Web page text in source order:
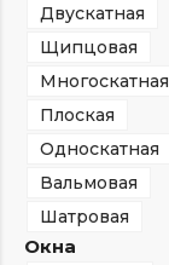
Двускатная
Щипцовая
Многоскатная
Плоская
Односкатная
Вальмовая
Шатровая
Окна